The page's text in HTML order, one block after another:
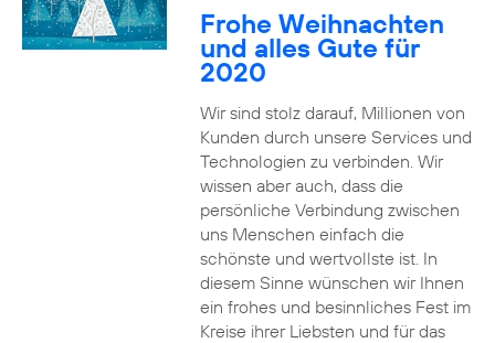
Frohe Weihnachten
und alles Gute für
2020
Wir sind stolz darauf, Millionen von
Kunden durch unsere Services und
Technologien zu verbinden. Wir
wissen aber auch, dass die
persönliche Verbindung zwischen
uns Menschen einfach die
schönste und wertvollste ist. In
diesem Sinne wünschen wir Ihnen
ein frohes und besinnliches Fest im
Kreise ihrer Liebsten und für das